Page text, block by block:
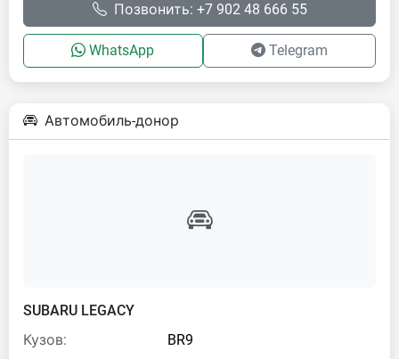
Позвонить: +7 902 48 666 55
WhatsApp Telegram
Автомобиль-донор
SUBARU LEGACY
Кузов:
BR9